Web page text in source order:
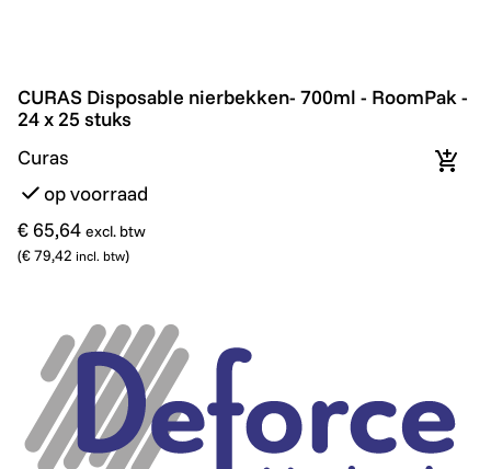
CURAS Disposable nierbekken- 700ml - RoomPak - 24
CURAS Disposable nierbekken- 700ml - RoomPak -
24 x 25 stuks
Curas
op voorraad
€ 65,64 excl. btw
(€ 79,42 incl. btw)
In